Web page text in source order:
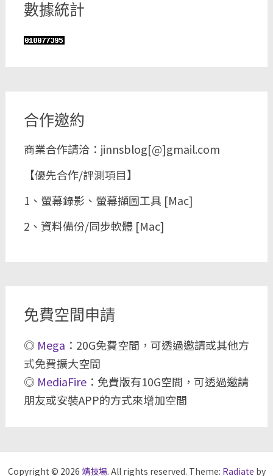
數據統計
合作邀約
商業合作請洽：jinnsblog[@]gmail.com
【優先合作/評測項目】
1、螢幕錄影、螢幕擷圖工具 [Mac]
2、資料備份/同步軟體 [Mac]
免費空間申請
◎ Mega ：20G免費空間，可透過邀請或其他方
式免費擴大空間
◎ MediaFire：免費版有10G空間，可透過邀請
朋友或安裝APP的方式來增加空間
Copyright © 2026 靖技場. All rights reserved. Theme: Radiate by